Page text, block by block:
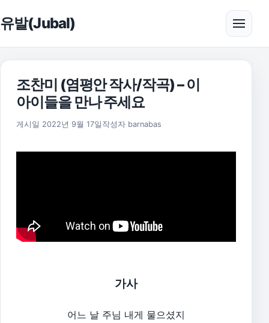
유발(Jubal) 메뉴
조찬미 (염평안 작사/작곡) – 이
아이들을 만나 주세요
게시일 2022년 9월 17일 2025년 11월 18일
작성자 barnabas
가사
어느 날 주님 내게 물으셨지